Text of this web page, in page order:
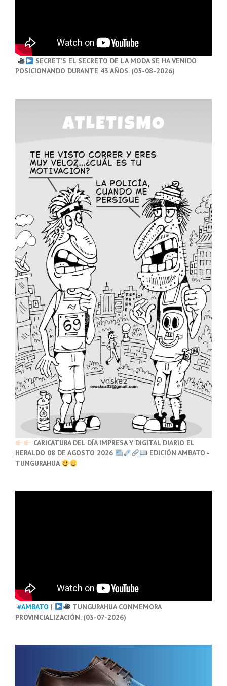
SECRET’S EL SECRETO DE LA MODA SE HA VENIDO
POSICIONANDO DURANTE 43 AÑOS. (05-08-2026)
CARICATURA DEL DÍA IMPRESA Y DIGITAL DIARIO EL
HERALDO 08 DE AGOSTO 2026
EDICIÓN AMBATO -
TUNGURAHUA
#AMBATO |
TUNGURAHUA CONMEMORA
PROVINCIALIZACIÓN. (03-07-2026)